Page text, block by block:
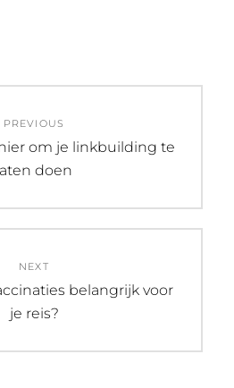
PREVIOUS
om je linkbuilding te
doen
NEXT
belangrijk voor
je reis?